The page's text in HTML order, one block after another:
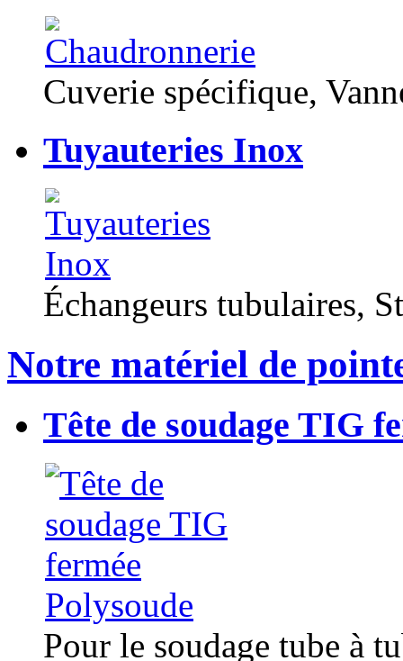
Cuverie spécifique,
Tuyauteries Inox
Échangeurs tubulaires,
Notre matériel de
Tête de soudage TIG
Pour le soudage tube à